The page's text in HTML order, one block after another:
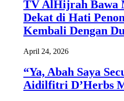
TV AlHijrah Bawa
Dekat di Hati
Kembali Dengan
April 24, 2026
“Ya, Abah Saya
Aidilfitri D’Herbs